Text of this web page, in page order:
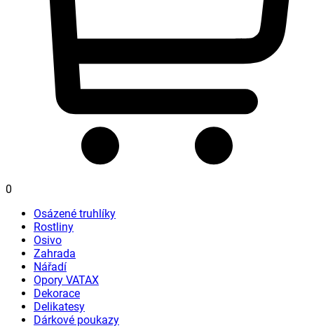
0
Osázené truhlíky
Rostliny
Osivo
Zahrada
Nářadí
Opory VATAX
Dekorace
Delikatesy
Dárkové poukazy